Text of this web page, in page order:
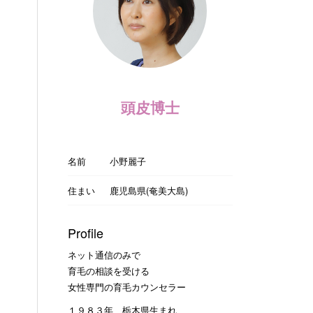
頭皮博士
名前 小野麗子
住まい 鹿児島県(奄美大島)
Profile
ネット通信のみで
育毛の相談を受ける
女性専門の育毛カウンセラー
１９８３年 栃木県生まれ